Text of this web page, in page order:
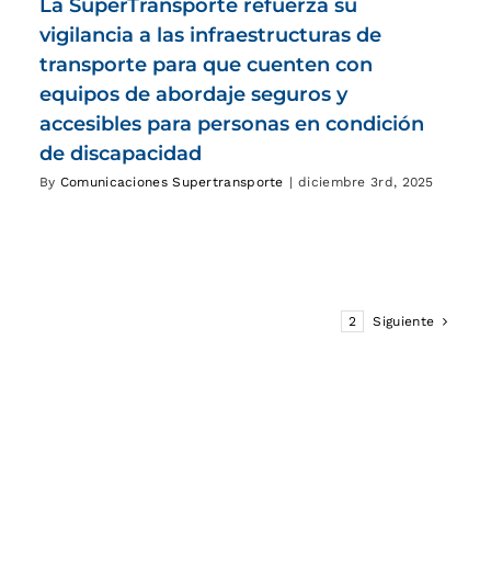
La SuperTransporte refuerza su
vigilancia a las infraestructuras de
transporte para que cuenten con
equipos de abordaje seguros y
accesibles para personas en condición
de discapacidad
By Comunicaciones Supertransporte | diciembre 3rd, 2025
2 Siguiente